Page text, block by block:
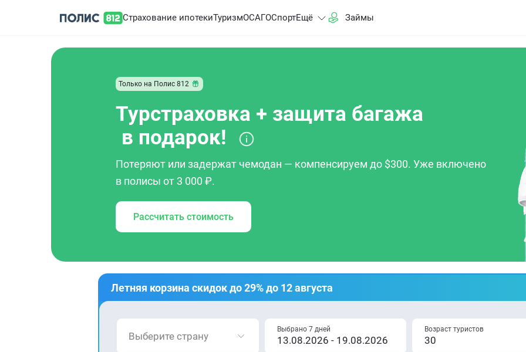
Страхование ипотекиТуризмОСАГОСпортЕщё Займы
Только на Полис 812
Турстраховка + защита багажа
в подарок!
Потеряют или задержат чемодан — компенсируем до $300. Уже включено
в полисы от 3 000 ₽.
Рассчитать стоимость
Летняя корзина скидок до 29% до 12 августа
Выберите страну
Выбрано 7 дней Возраст туристов